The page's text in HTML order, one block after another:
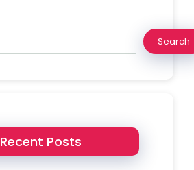
Search
Recent Posts